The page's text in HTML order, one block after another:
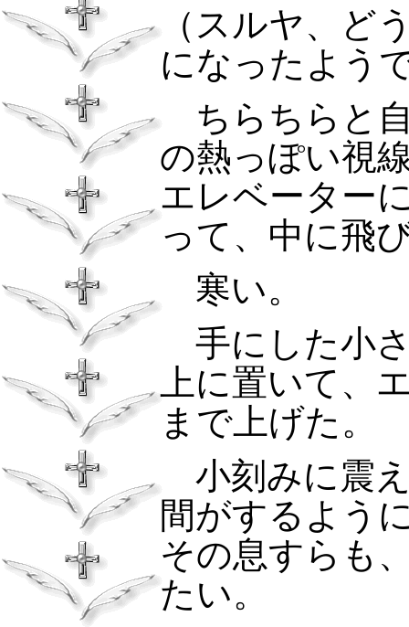
（スルヤ、ど
になったよう
ちらちらと
の熱っぽい視
エレベーター
って、中に飛
寒い。
手にした小
上に置いて、
まで上げた。
小刻みに震
間がするよう
その息すらも
たい。